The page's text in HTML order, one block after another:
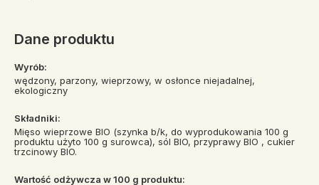
Dane produktu
Wyrób:
wędzony, parzony, wieprzowy, w osłonce niejadalnej,
ekologiczny
Składniki:
Mięso wieprzowe BIO (szynka b/k, do wyprodukowania 100 g
produktu użyto 100 g surowca), sól BIO, przyprawy BIO , cukier
trzcinowy BIO.
Wartość odżywcza w 100 g produktu: